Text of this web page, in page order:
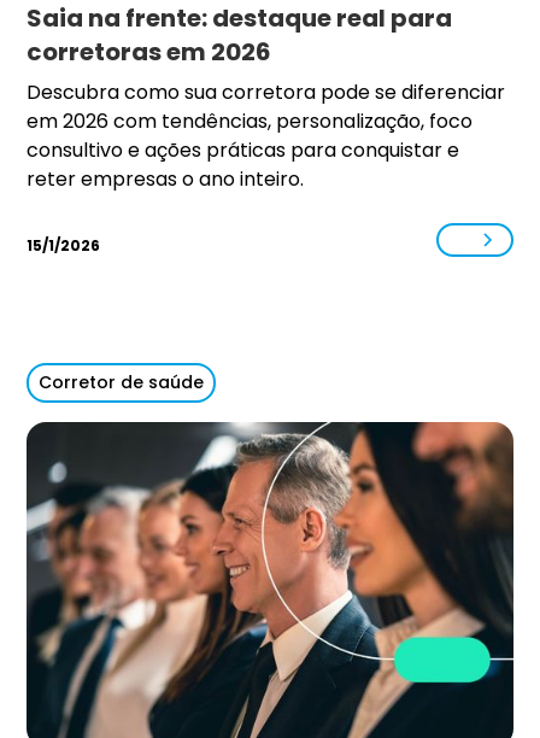
Saia na frente: destaque real para
corretoras em 2026
Descubra como sua corretora pode se diferenciar
em 2026 com tendências, personalização, foco
consultivo e ações práticas para conquistar e
reter empresas o ano inteiro.
15/1/2026
Corretor de saúde